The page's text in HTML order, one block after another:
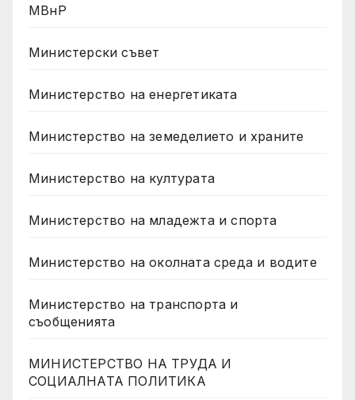
МВнР
Министерски съвет
Министерство на енергетиката
Министерство на земеделието и храните
Министерство на културата
Министерство на младежта и спорта
Министерство на околната среда и водите
Министерство на транспорта и
съобщенията
МИНИСТЕРСТВО НА ТРУДА И
СОЦИАЛНАТА ПОЛИТИКА